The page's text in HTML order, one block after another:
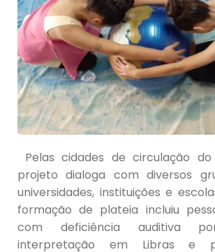
Pelas cidades de circulação
projeto dialoga com diversos
universidades, instituições e
formação de plateia incluiu
com deficiência auditiva
interpretação em Libras e